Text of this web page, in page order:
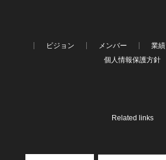
ビジョン メンバー 業績
個人情報保護方針
Related links